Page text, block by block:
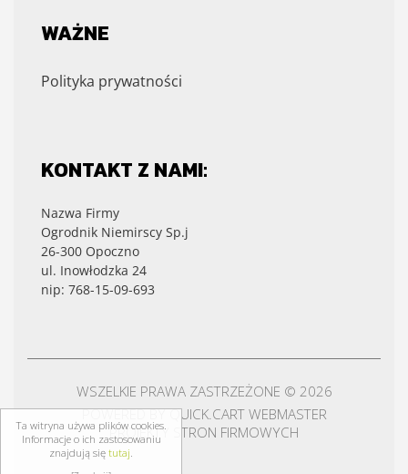
Ta witryna używa plików cookies.
Informacje o ich zastosowaniu
znajdują się tutaj.
WAŻNE
Polityka prywatności
KONTAKT Z NAMI:
Nazwa Firmy
Ogrodnik Niemirscy Sp.j
26-300 Opoczno
ul. Inowłodzka 24
nip: 768-15-09-693
WSZELKIE PRAWA ZASTRZEŻONE © 2026
POWERED BYQUICK.CARTWEBMASTER
PROJEKTY STRON FIRMOWYCH